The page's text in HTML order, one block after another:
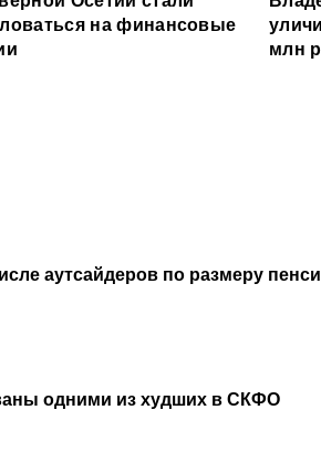
аутсайдеров по размеру
одними из худших в СКФО
на финансовые
млн